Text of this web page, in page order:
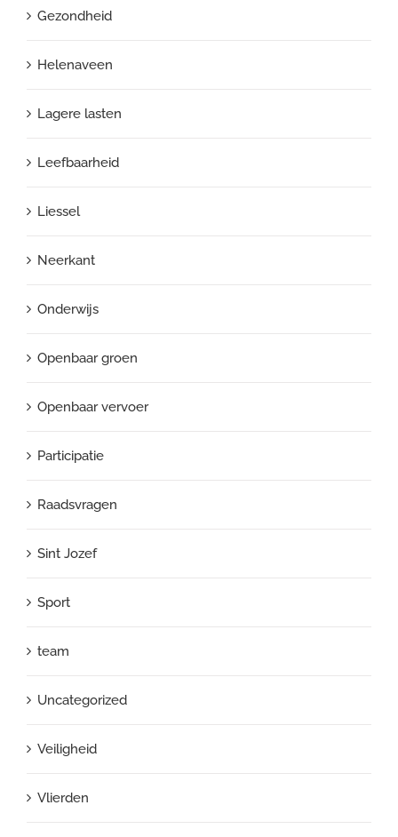
Gezondheid
Helenaveen
Lagere lasten
Leefbaarheid
Liessel
Neerkant
Onderwijs
Openbaar groen
Openbaar vervoer
Participatie
Raadsvragen
Sint Jozef
Sport
team
Uncategorized
Veiligheid
Vlierden